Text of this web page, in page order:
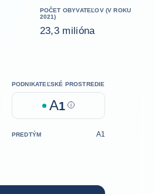
POČET OBYVATEĽOV (V ROKU
2021)
23,3 milióna
PODNIKATEĽSKÉ PROSTREDIE
A1 Help
PREDTÝM A1